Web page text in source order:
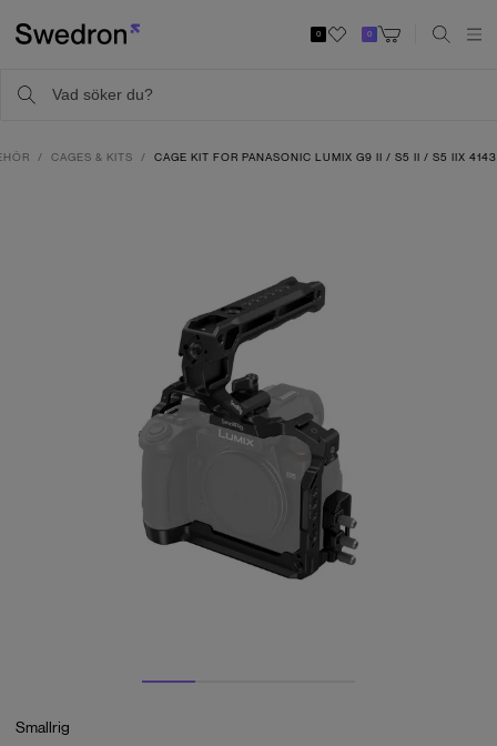
0 0
CAGES & KITS CAGE KIT FOR PANASONIC LUMIX G9 II / S5 II / S5 IIX 4143
Smallrig